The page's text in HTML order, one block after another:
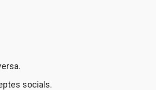
socials.